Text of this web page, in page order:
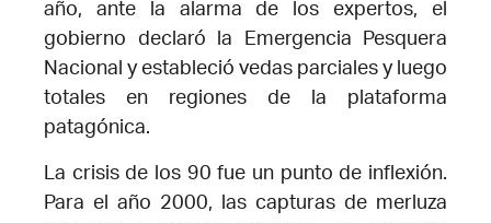
año, ante la alarma de los expertos, el
gobierno declaró la Emergencia Pesquera
Nacional y estableció vedas parciales y luego
totales en regiones de la plataforma
patagónica.
La crisis de los 90 fue un punto de inflexión.
Para el año 2000, las capturas de merluza